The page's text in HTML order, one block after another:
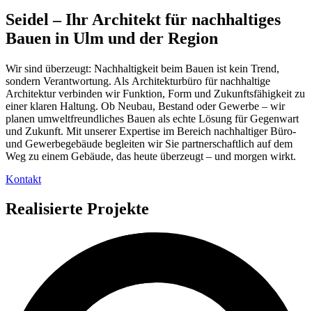
Seidel – Ihr Architekt für nachhaltiges
Bauen in Ulm und der Region
Wir sind überzeugt: Nachhaltigkeit beim Bauen ist kein Trend,
sondern Verantwortung. Als Architekturbüro für nachhaltige
Architektur verbinden wir Funktion, Form und Zukunftsfähigkeit zu
einer klaren Haltung. Ob Neubau, Bestand oder Gewerbe – wir
planen umweltfreundliches Bauen als echte Lösung für Gegenwart
und Zukunft. Mit unserer Expertise im Bereich nachhaltiger Büro-
und Gewerbegebäude begleiten wir Sie partnerschaftlich auf dem
Weg zu einem Gebäude, das heute überzeugt – und morgen wirkt.
Kontakt
Realisierte Projekte